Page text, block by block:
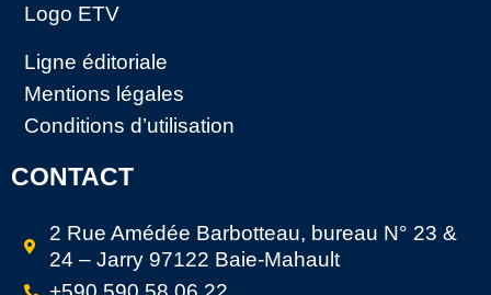
Logo ETV
Ligne éditoriale
Mentions légales
Conditions d’utilisation
CONTACT
2 Rue Amédée Barbotteau, bureau N° 23 &
24 – Jarry 97122 Baie-Mahault